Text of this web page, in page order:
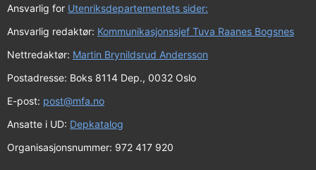
Ansvarlig for Utenriksdepartementets sider:
Ansvarlig redaktør: Kommunikasjonssjef Tuva Raanes Bogsnes
Nettredaktør: Martin Brynildsrud Andersson
Postadresse: Boks 8114 Dep., 0032 Oslo
E-post: post@mfa.no
Ansatte i UD: Depkatalog
Organisasjonsnummer: 972 417 920